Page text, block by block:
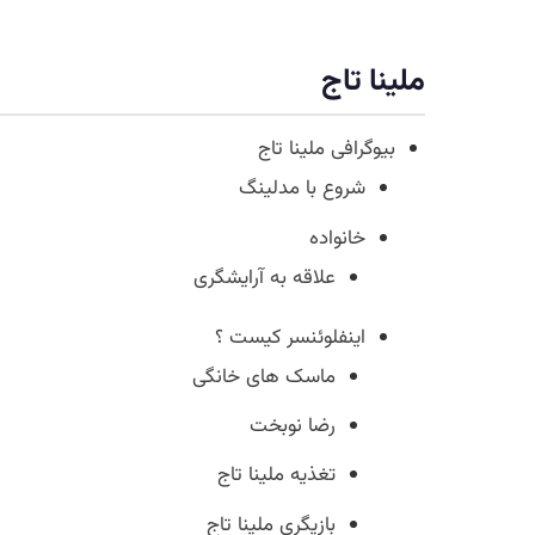
ملینا تاج
بیوگرافی ملینا تاج
شروع با مدلینگ
خانواده
علاقه به آرایشگری
اینفلوئنسر کیست ؟
ماسک های خانگی
رضا نوبخت
تغذیه ملینا تاج
بازیگری ملینا تاج